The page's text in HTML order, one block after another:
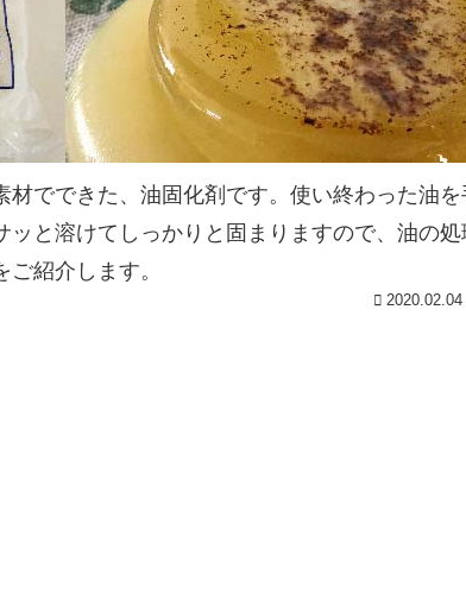
でできた、油固化剤です。使い終わった油
と溶けてしっかりと固まりますので、油の
紹介します。
2020.02.04